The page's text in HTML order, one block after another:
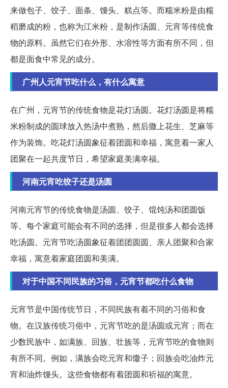
来做包子、饺子、面条、馒头、糕点等。而糯米粉是由糯
稻磨成的粉，也称为江米粉，是制作汤圆、元宵等传统食
物的原料。虽然它们在外形、水溶性等方面有所不同，但
都是面食中常见的成分。
广州人元宵节吃什么，有什么寓意
在广州，元宵节的传统食物是花灯汤圆。花灯汤圆是将糯
米粉制成的圆球放入热汤中煮熟，然后撒上花生、芝麻等
作为装饰。吃花灯汤圆象征着团圆和幸福，寓意着一家人
团聚在一起共度节日，希望家庭美满幸福。
河南元宵吃饺子还是汤圆
河南元宵节的传统食物是汤圆、饺子、馄饨汤和团圆饭
等。每个家庭可能会有不同的选择，但是很多人都会选择
吃汤圆。元宵节吃汤圆象征着团团圆圆、亲人团聚和合家
幸福，寓意着家庭团圆和美满。
对于中国不同民族的习俗，元宵节都吃什么食物
元宵节是中国传统节日，不同民族有着不同的习俗和食
物。在汉族传统习俗中，元宵节吃的是汤圆或元宵；而在
少数民族中，如满族、回族、壮族等，元宵节吃的食物则
有所不同。例如，满族会吃元宵和馓子；回族会吃油炸元
宵和油炸馒头。这些食物都有着团圆和祈福的寓意。